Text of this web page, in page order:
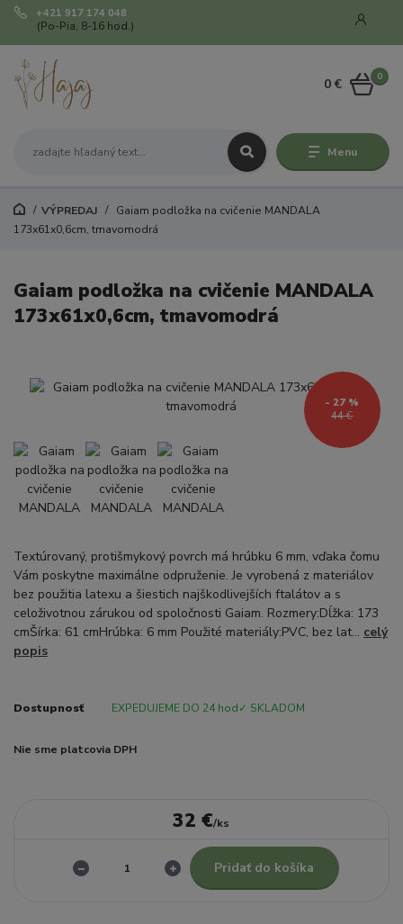
Menu
+421 917 174 048
(Po-Pia, 8-16 hod.)
0
0 €
VÝPREDAJ
Gaiam podložka na cvičenie MANDALA
173x61x0,6cm, tmavomodrá
Gaiam podložka na cvičenie MANDALA
173x61x0,6cm, tmavomodrá
44 €
- 27 %
Textúrovaný, protišmykový povrch má hrúbku 6 mm, vďaka čomu
Vám poskytne maximálne odpruženie. Je vyrobená z materiálov
bez použitia latexu a šiestich najškodlivejších ftalátov a s
celoživotnou zárukou od spoločnosti Gaiam. Rozmery:Dĺžka: 173
cmŠírka: 61 cmHrúbka: 6 mm Použité materiály:PVC, bez lat... celý
popis
Dostupnosť EXPEDUJEME DO 24 hod✓ SKLADOM
Nie sme platcovia DPH
32 €/ks
Pridať do košíka